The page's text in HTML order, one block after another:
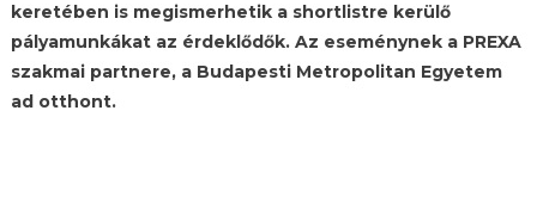
keretében is megismerhetik a shortlistre kerülő
pályamunkákat az érdeklődők. Az eseménynek a PREXA
szakmai partnere, a Budapesti Metropolitan Egyetem
ad otthont.